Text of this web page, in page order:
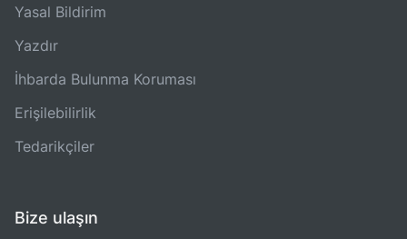
Yasal Bildirim
Yazdır
İhbarda Bulunma Koruması
Erişilebilirlik
Tedarikçiler
Bize ulaşın